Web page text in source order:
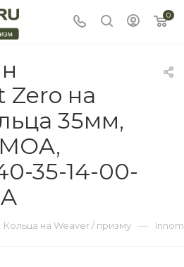
0
Zero на
35мм,
35-14-00-
Кольца на Weaver / призму —